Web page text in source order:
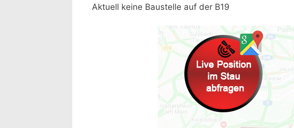
Aktuell keine Baustelle auf der B19